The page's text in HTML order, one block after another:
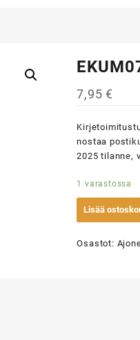
7,95€
nostaa
2025 tilanne,
1 varastossa
Lisää
Osastot: